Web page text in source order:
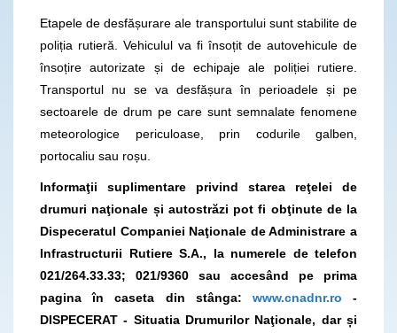
Etapele de desfășurare ale transportului sunt stabilite de
poliția rutieră. Vehiculul va fi însoțit de autovehicule de
însoțire autorizate și de echipaje ale poliției rutiere.
Transportul nu se va desfășura în perioadele și pe
sectoarele de drum pe care sunt semnalate fenomene
meteorologice periculoase, prin codurile galben,
portocaliu sau roșu.
Informaţii suplimentare privind starea reţelei de
drumuri naţionale și autostrăzi pot fi obţinute de la
Dispeceratul Companiei Naţionale de Administrare a
Infrastructurii Rutiere S.A., la numerele de telefon
021/264.33.33; 021/9360 sau accesând pe prima
pagina în caseta din stânga: www.cnadnr.ro -
DISPECERAT - Situatia Drumurilor Naţionale, dar și